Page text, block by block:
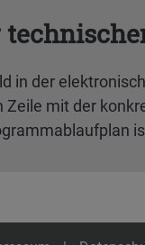
in der
Zeile mit der